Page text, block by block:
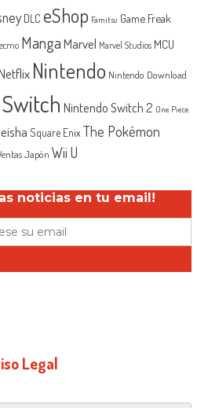
DLC eShop Famitsu Game Freak
MangaMarvel Marvel Studios MCU
Nintendo Nintendo Download
Nintendo Switch 2 One Piece
Square EnixThe Pokémon
Japón Wii U
noticias en tu email!
Legal